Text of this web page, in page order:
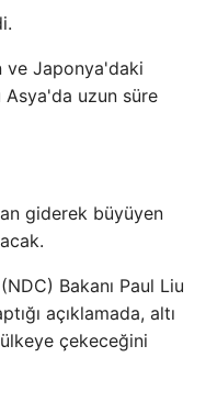
ve Japonya'daki
uzun süre
giderek büyüyen
Bakanı Paul Liu
açıklamada, altı
çekeceğini